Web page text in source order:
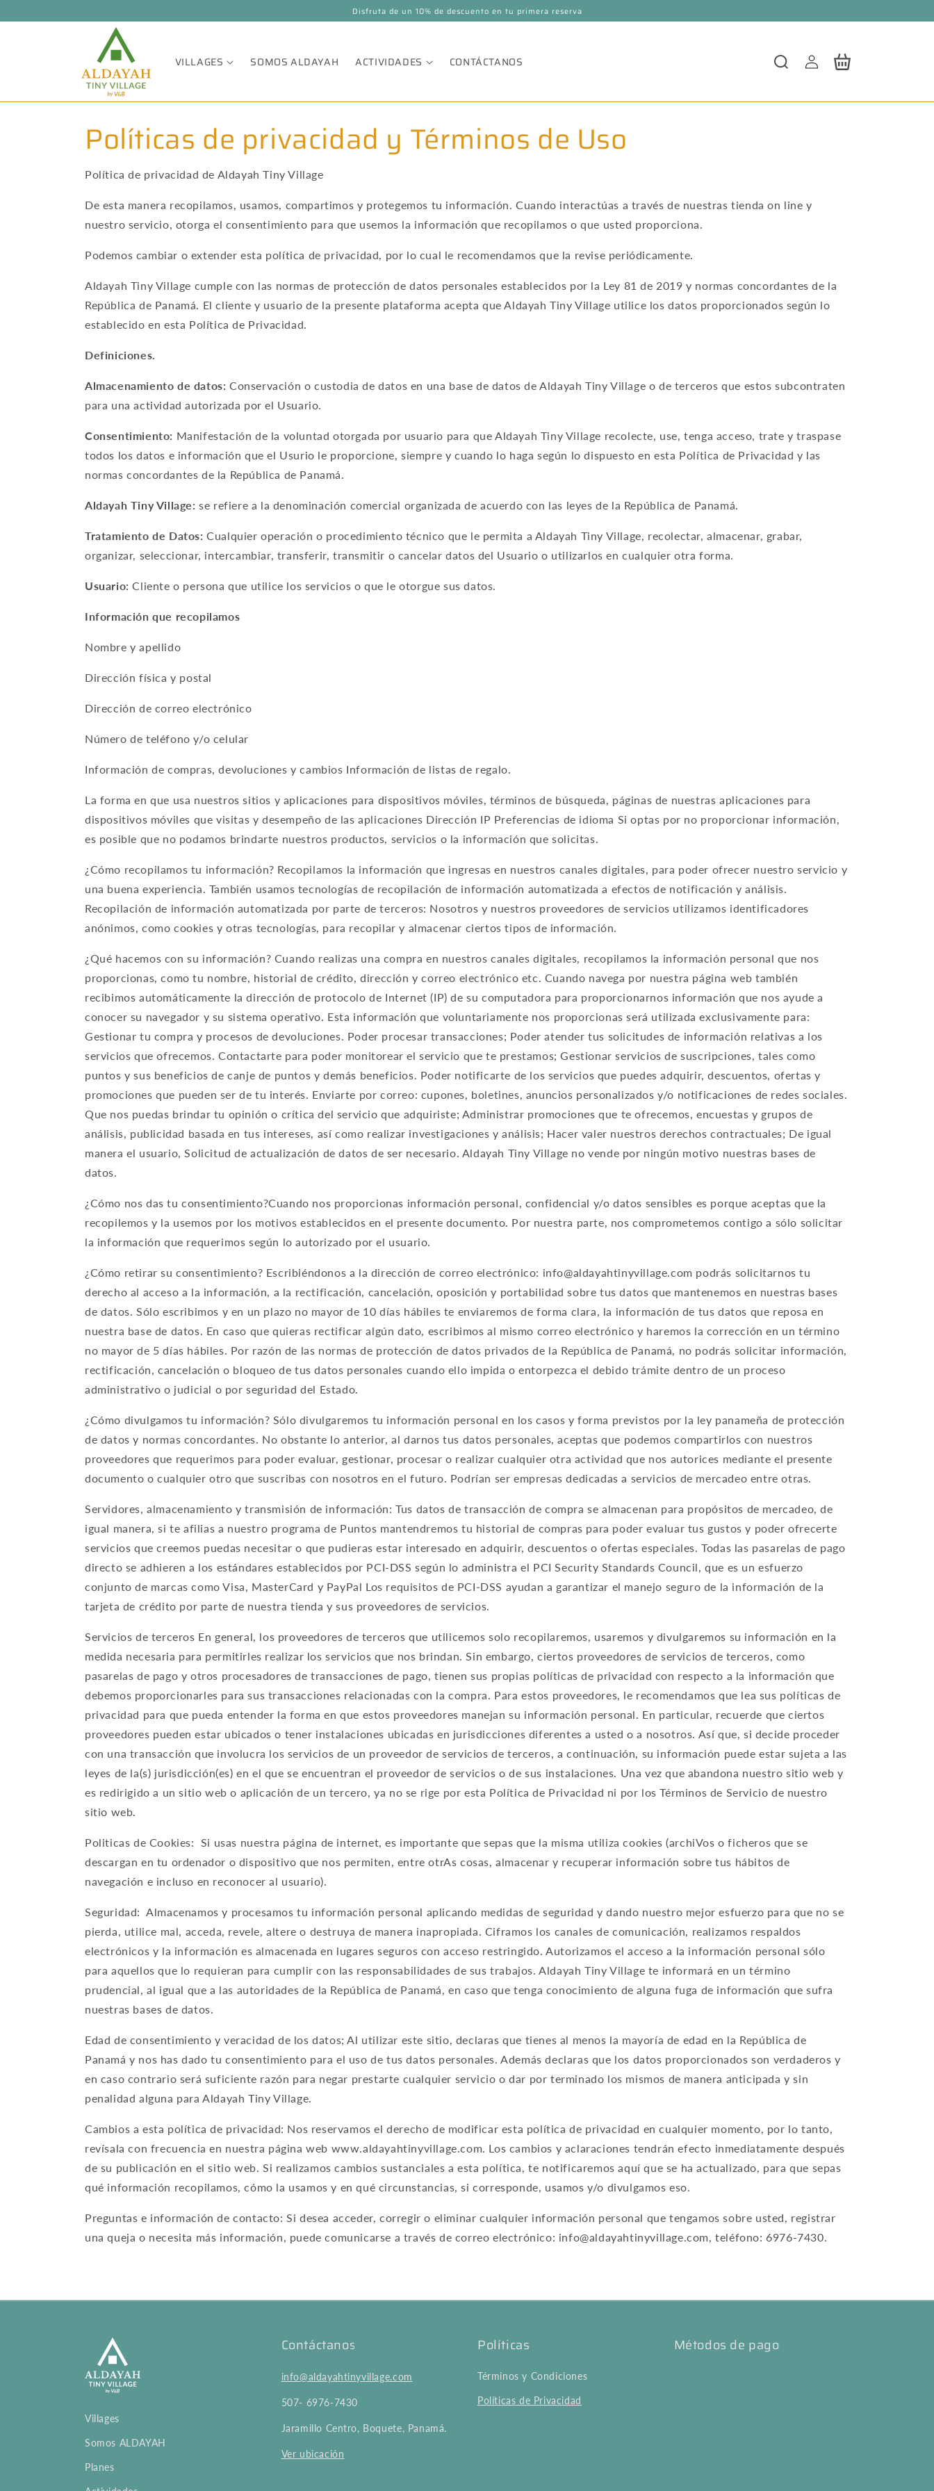
Disfruta de un 10% de descuento en tu primera reserva
VILLAGES SOMOS ALDAYAH ACTIVIDADES CONTÁCTANOS
Log
in
Cart
Políticas de privacidad y Términos de Uso
Política de privacidad de Aldayah Tiny Village
De esta manera recopilamos, usamos, compartimos y protegemos tu información. Cuando interactúas a través de nuestras tienda on line y
nuestro servicio, otorga el consentimiento para que usemos la información que recopilamos o que usted proporciona.
Podemos cambiar o extender esta política de privacidad, por lo cual le recomendamos que la revise periódicamente.
Aldayah Tiny Village cumple con las normas de protección de datos personales establecidos por la Ley 81 de 2019 y normas concordantes de la
República de Panamá. El cliente y usuario de la presente plataforma acepta que Aldayah Tiny Village utilice los datos proporcionados según lo
establecido en esta Política de Privacidad.
Definiciones.
Almacenamiento de datos: Conservación o custodia de datos en una base de datos de Aldayah Tiny Village o de terceros que estos subcontraten
para una actividad autorizada por el Usuario.
Consentimiento: Manifestación de la voluntad otorgada por usuario para que Aldayah Tiny Village recolecte, use, tenga acceso, trate y traspase
todos los datos e información que el Usurio le proporcione, siempre y cuando lo haga según lo dispuesto en esta Política de Privacidad y las
normas concordantes de la República de Panamá.
Aldayah Tiny Village: se refiere a la denominación comercial organizada de acuerdo con las leyes de la República de Panamá.
Tratamiento de Datos: Cualquier operación o procedimiento técnico que le permita a Aldayah Tiny Village, recolectar, almacenar, grabar,
organizar, seleccionar, intercambiar, transferir, transmitir o cancelar datos del Usuario o utilizarlos en cualquier otra forma.
Usuario: Cliente o persona que utilice los servicios o que le otorgue sus datos.
Información que recopilamos
Nombre y apellido
Dirección física y postal
Dirección de correo electrónico
Número de teléfono y/o celular
Información de compras, devoluciones y cambios Información de listas de regalo.
La forma en que usa nuestros sitios y aplicaciones para dispositivos móviles, términos de búsqueda, páginas de nuestras aplicaciones para
dispositivos móviles que visitas y desempeño de las aplicaciones Dirección IP Preferencias de idioma Si optas por no proporcionar información,
es posible que no podamos brindarte nuestros productos, servicios o la información que solicitas.
¿Cómo recopilamos tu información? Recopilamos la información que ingresas en nuestros canales digitales, para poder ofrecer nuestro servicio y
una buena experiencia. También usamos tecnologías de recopilación de información automatizada a efectos de notificación y análisis.
Recopilación de información automatizada por parte de terceros: Nosotros y nuestros proveedores de servicios utilizamos identificadores
anónimos, como cookies y otras tecnologías, para recopilar y almacenar ciertos tipos de información.
¿Qué hacemos con su información? Cuando realizas una compra en nuestros canales digitales, recopilamos la información personal que nos
proporcionas, como tu nombre, historial de crédito, dirección y correo electrónico etc. Cuando navega por nuestra página web también
recibimos automáticamente la dirección de protocolo de Internet (IP) de su computadora para proporcionarnos información que nos ayude a
conocer su navegador y su sistema operativo. Esta información que voluntariamente nos proporcionas será utilizada exclusivamente para:
Gestionar tu compra y procesos de devoluciones. Poder procesar transacciones; Poder atender tus solicitudes de información relativas a los
servicios que ofrecemos. Contactarte para poder monitorear el servicio que te prestamos; Gestionar servicios de suscripciones, tales como
puntos y sus beneficios de canje de puntos y demás beneficios. Poder notificarte de los servicios que puedes adquirir, descuentos, ofertas y
promociones que pueden ser de tu interés. Enviarte por correo: cupones, boletines, anuncios personalizados y/o notificaciones de redes sociales.
Que nos puedas brindar tu opinión o crítica del servicio que adquiriste; Administrar promociones que te ofrecemos, encuestas y grupos de
análisis, publicidad basada en tus intereses, así como realizar investigaciones y análisis; Hacer valer nuestros derechos contractuales; De igual
manera el usuario, Solicitud de actualización de datos de ser necesario. Aldayah Tiny Village no vende por ningún motivo nuestras bases de
datos.
¿Cómo nos das tu consentimiento?Cuando nos proporcionas información personal, confidencial y/o datos sensibles es porque aceptas que la
recopilemos y la usemos por los motivos establecidos en el presente documento. Por nuestra parte, nos comprometemos contigo a sólo solicitar
la información que requerimos según lo autorizado por el usuario.
¿Cómo retirar su consentimiento? Escribiéndonos a la dirección de correo electrónico: info@aldayahtinyvillage.com podrás solicitarnos tu
derecho al acceso a la información, a la rectificación, cancelación, oposición y portabilidad sobre tus datos que mantenemos en nuestras bases
de datos. Sólo escribimos y en un plazo no mayor de 10 días hábiles te enviaremos de forma clara, la información de tus datos que reposa en
nuestra base de datos. En caso que quieras rectificar algún dato, escribimos al mismo correo electrónico y haremos la corrección en un término
no mayor de 5 días hábiles. Por razón de las normas de protección de datos privados de la República de Panamá, no podrás solicitar información,
rectificación, cancelación o bloqueo de tus datos personales cuando ello impida o entorpezca el debido trámite dentro de un proceso
administrativo o judicial o por seguridad del Estado.
¿Cómo divulgamos tu información? Sólo divulgaremos tu información personal en los casos y forma previstos por la ley panameña de protección
de datos y normas concordantes. No obstante lo anterior, al darnos tus datos personales, aceptas que podemos compartirlos con nuestros
proveedores que requerimos para poder evaluar, gestionar, procesar o realizar cualquier otra actividad que nos autorices mediante el presente
documento o cualquier otro que suscribas con nosotros en el futuro. Podrían ser empresas dedicadas a servicios de mercadeo entre otras.
Servidores, almacenamiento y transmisión de información: Tus datos de transacción de compra se almacenan para propósitos de mercadeo, de
igual manera, si te afilias a nuestro programa de Puntos mantendremos tu historial de compras para poder evaluar tus gustos y poder ofrecerte
servicios que creemos puedas necesitar o que pudieras estar interesado en adquirir, descuentos o ofertas especiales. Todas las pasarelas de pago
directo se adhieren a los estándares establecidos por PCI-DSS según lo administra el PCI Security Standards Council, que es un esfuerzo
conjunto de marcas como Visa, MasterCard y PayPal Los requisitos de PCI-DSS ayudan a garantizar el manejo seguro de la información de la
tarjeta de crédito por parte de nuestra tienda y sus proveedores de servicios.
Servicios de terceros En general, los proveedores de terceros que utilicemos solo recopilaremos, usaremos y divulgaremos su información en la
medida necesaria para permitirles realizar los servicios que nos brindan. Sin embargo, ciertos proveedores de servicios de terceros, como
pasarelas de pago y otros procesadores de transacciones de pago, tienen sus propias políticas de privacidad con respecto a la información que
debemos proporcionarles para sus transacciones relacionadas con la compra. Para estos proveedores, le recomendamos que lea sus políticas de
privacidad para que pueda entender la forma en que estos proveedores manejan su información personal. En particular, recuerde que ciertos
proveedores pueden estar ubicados o tener instalaciones ubicadas en jurisdicciones diferentes a usted o a nosotros. Así que, si decide proceder
con una transacción que involucra los servicios de un proveedor de servicios de terceros, a continuación, su información puede estar sujeta a las
leyes de la(s) jurisdicción(es) en el que se encuentran el proveedor de servicios o de sus instalaciones. Una vez que abandona nuestro sitio web y
es redirigido a un sitio web o aplicación de un tercero, ya no se rige por esta Política de Privacidad ni por los Términos de Servicio de nuestro
sitio web.
Politicas de Cookies: Si usas nuestra página de internet, es importante que sepas que la misma utiliza cookies (archiVos o ficheros que se
descargan en tu ordenador o dispositivo que nos permiten, entre otrAs cosas, almacenar y recuperar información sobre tus hábitos de
navegación e incluso en reconocer al usuario).
Seguridad: Almacenamos y procesamos tu información personal aplicando medidas de seguridad y dando nuestro mejor esfuerzo para que no se
pierda, utilice mal, acceda, revele, altere o destruya de manera inapropiada. Ciframos los canales de comunicación, realizamos respaldos
electrónicos y la información es almacenada en lugares seguros con acceso restringido. Autorizamos el acceso a la información personal sólo
para aquellos que lo requieran para cumplir con las responsabilidades de sus trabajos. Aldayah Tiny Village te informará en un término
prudencial, al igual que a las autoridades de la República de Panamá, en caso que tenga conocimiento de alguna fuga de información que sufra
nuestras bases de datos.
Edad de consentimiento y veracidad de los datos; Al utilizar este sitio, declaras que tienes al menos la mayoría de edad en la República de
Panamá y nos has dado tu consentimiento para el uso de tus datos personales. Además declaras que los datos proporcionados son verdaderos y
en caso contrario será suficiente razón para negar prestarte cualquier servicio o dar por terminado los mismos de manera anticipada y sin
penalidad alguna para Aldayah Tiny Village.
Cambios a esta política de privacidad: Nos reservamos el derecho de modificar esta política de privacidad en cualquier momento, por lo tanto,
revísala con frecuencia en nuestra página web www.aldayahtinyvillage.com. Los cambios y aclaraciones tendrán efecto inmediatamente después
de su publicación en el sitio web. Si realizamos cambios sustanciales a esta política, te notificaremos aquí que se ha actualizado, para que sepas
qué información recopilamos, cómo la usamos y en qué circunstancias, si corresponde, usamos y/o divulgamos eso.
Preguntas e información de contacto: Si desea acceder, corregir o eliminar cualquier información personal que tengamos sobre usted, registrar
una queja o necesita más información, puede comunicarse a través de correo electrónico: info@aldayahtinyvillage.com, teléfono: 6976-7430.
Villages
Somos ALDAYAH
Planes
Contáctanos
info@aldayahtinyvillage.com
507- 6976-7430
Jaramillo Centro, Boquete, Panamá.
Ver ubicación
Políticas
Términos y Condiciones
Políticas de Privacidad
Métodos de pago